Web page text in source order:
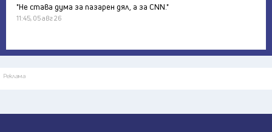
"Не става дума за пазарен дял, а за CNN."
11:45, 05 авг 26
Реклама